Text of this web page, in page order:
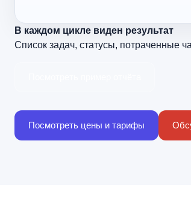
В каждом цикле виден результат
Список задач, статусы, потраченные
Посмотреть цены и тарифы